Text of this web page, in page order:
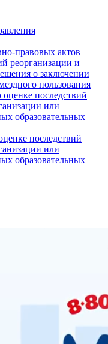
правовых актов
реорганизации и
о заключении
пользования
последствий
или
образовательных
последствий
или
образовательных